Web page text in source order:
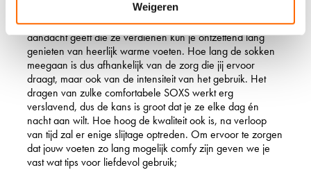
Weigeren
SOXS zijn met liefde gemaakt van materialen van hoge
kwaliteit. Als jij je sokken en bedsokken ook de liefde en
aandacht geeft die ze verdienen kun je ontzettend lang
genieten van heerlijk warme voeten. Hoe lang de sokken
meegaan is dus afhankelijk van de zorg die jij ervoor
draagt, maar ook van de intensiteit van het gebruik. Het
dragen van zulke comfortabele SOXS werkt erg
verslavend, dus de kans is groot dat je ze elke dag én
nacht aan wilt. Hoe hoog de kwaliteit ook is, na verloop
van tijd zal er enige slijtage optreden. Om ervoor te zorgen
dat jouw voeten zo lang mogelijk comfy zijn geven we je
vast wat tips voor liefdevol gebruik;